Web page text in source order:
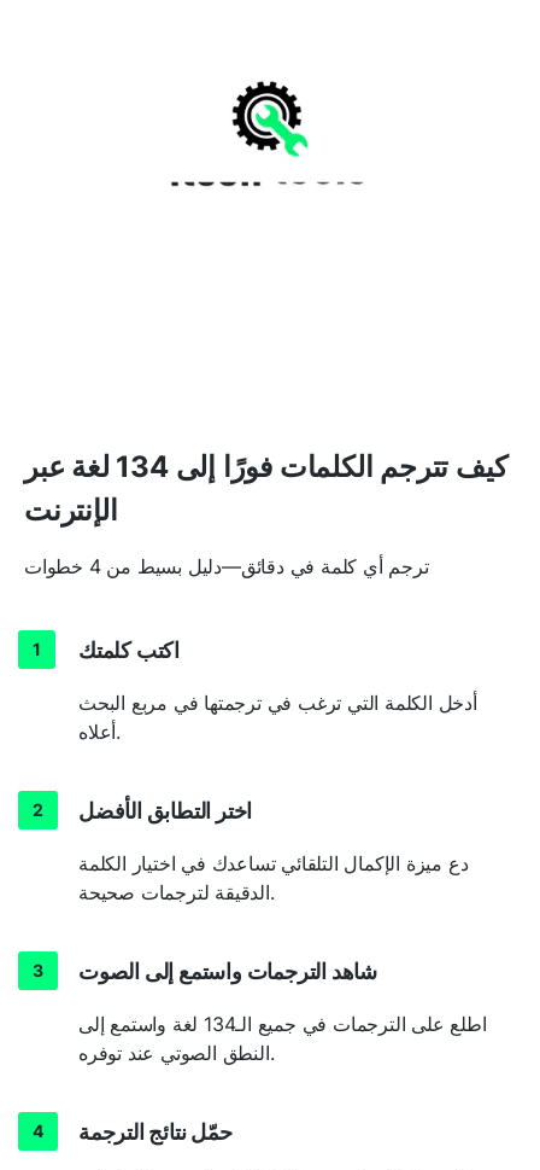
كيف تترجم الكلمات فورًا إلى 134 لغة عبر
الإنترنت
ترجم أي كلمة في دقائق—دليل بسيط من 4 خطوات
اكتب كلمتك
أدخل الكلمة التي ترغب في ترجمتها في مربع البحث
أعلاه.
اختر التطابق الأفضل
دع ميزة الإكمال التلقائي تساعدك في اختيار الكلمة
الدقيقة لترجمات صحيحة.
شاهد الترجمات واستمع إلى الصوت
اطلع على الترجمات في جميع الـ134 لغة واستمع إلى
النطق الصوتي عند توفره.
حمّل نتائج الترجمة